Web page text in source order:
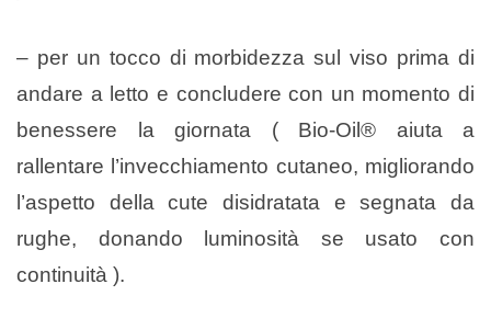
– per un tocco di morbidezza sul viso prima di
andare a letto e concludere con un momento di
benessere la giornata ( Bio-Oil® aiuta a
rallentare l’invecchiamento cutaneo, migliorando
l’aspetto della cute disidratata e segnata da
rughe, donando luminosità se usato con
continuità ).